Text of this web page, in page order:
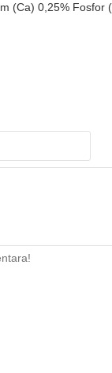
(Ca) 0,25%